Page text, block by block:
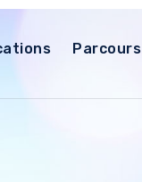
Parcours